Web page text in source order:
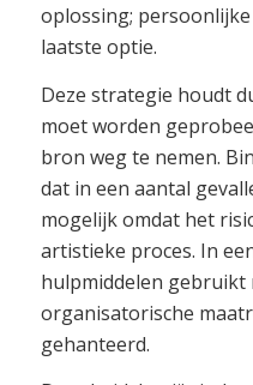
oplossing;
laatste optie.
Deze strategie houdt
moet worden
bron weg te nemen.
dat in een aantal
mogelijk omdat het
artistieke proces. In
hulpmiddelen
organisatorische
gehanteerd.